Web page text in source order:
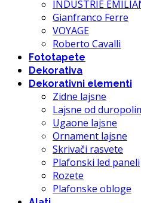
INDUSTRIE
Gianfranco Ferre
VOYAGE
Roberto Cavalli
Fototapete
Dekorativa
Dekorativni elementi
Zidne lajsne
Lajsne od
Ugaone lajsne
Ornament lajsne
Skrivači rasvete
Plafonski led paneli
Rozete
Plafonske obloge